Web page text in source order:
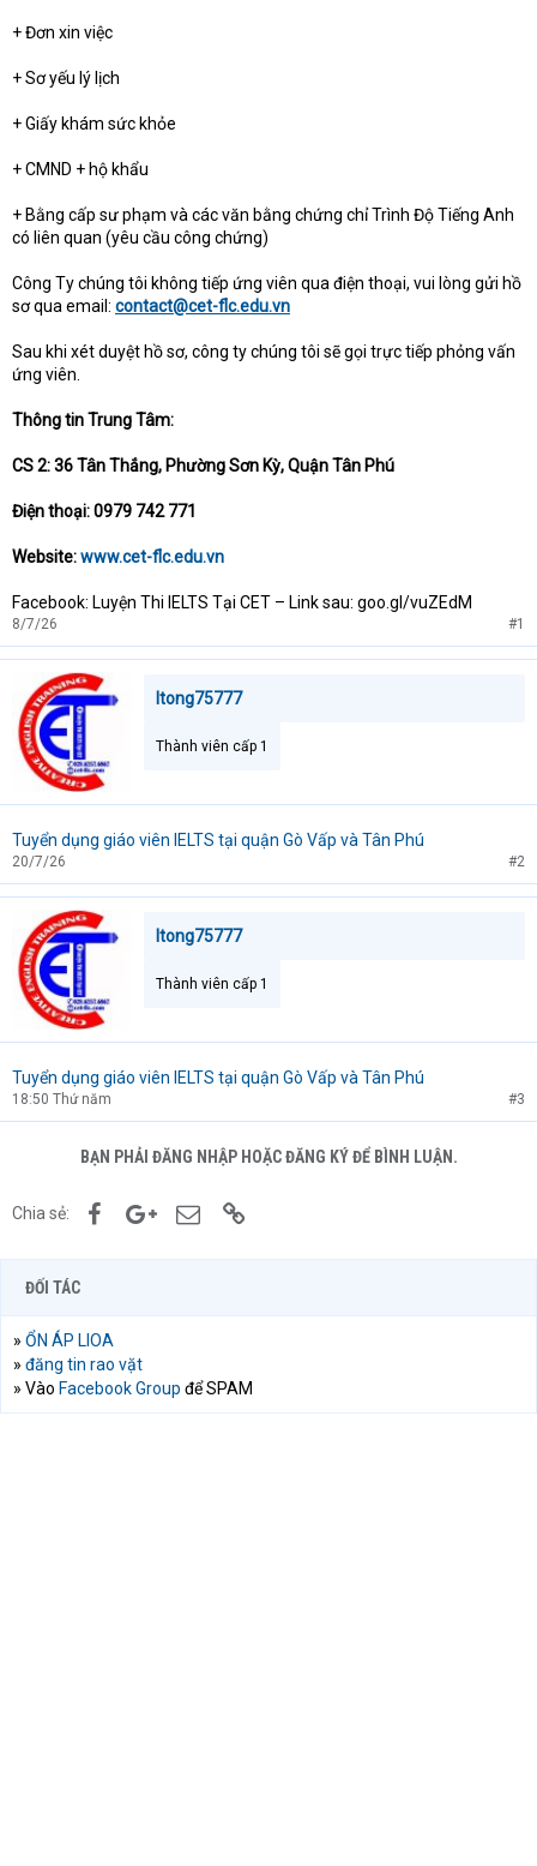
+ Đơn xin việc
+ Sơ yếu lý lịch
+ Giấy khám sức khỏe
+ CMND + hộ khẩu
+ Bằng cấp sư phạm và các văn bằng chứng chỉ Trình Độ Tiếng Anh
có liên quan (yêu cầu công chứng)
Công Ty chúng tôi không tiếp ứng viên qua điện thoại, vui lòng gửi hồ
sơ qua email: contact@cet-flc.edu.vn
Sau khi xét duyệt hồ sơ, công ty chúng tôi sẽ gọi trực tiếp phỏng vấn
ứng viên.
Thông tin Trung Tâm:
CS 2: 36 Tân Thắng, Phường Sơn Kỳ, Quận Tân Phú
Điện thoại: 0979 742 771
Website:www.cet-flc.edu.vn
Facebook: Luyện Thi IELTS Tại CET – Link sau: goo.gl/vuZEdM
8/7/26 #1
ltong75777
Thành viên cấp 1
Tuyển dụng giáo viên IELTS tại quận Gò Vấp và Tân Phú
20/7/26 #2
ltong75777
Thành viên cấp 1
Tuyển dụng giáo viên IELTS tại quận Gò Vấp và Tân Phú
18:50 Thứ năm #3
BẠN PHẢI ĐĂNG NHẬP HOẶC ĐĂNG KÝ ĐỂ BÌNH LUẬN.
Chia sẻ: FacebookGoogle+Email
ĐỐI TÁC
» ỔN ÁP LIOA
» đăng tin rao vặt
» Vào Facebook Group để SPAM